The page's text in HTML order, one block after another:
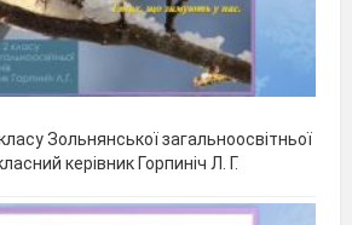
Зольнянської загальноосвітньої
керівник Горпиніч Л. Г.